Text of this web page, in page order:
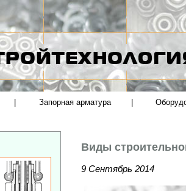
Запорная арматура
Виды
9 Сентябрь 2014